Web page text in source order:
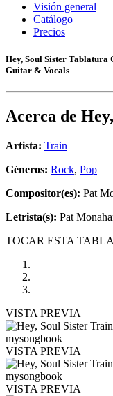
Visión general
Catálogo
Precios
Hey, Soul Sister
Guitar & Vocals
Acerca de
Artista: Train
Géneros: Rock, Pop
Compositor(es): Pat
Letrista(s): Pat
TOCAR ESTA
VISTA PREVIA
VISTA PREVIA
VISTA PREVIA